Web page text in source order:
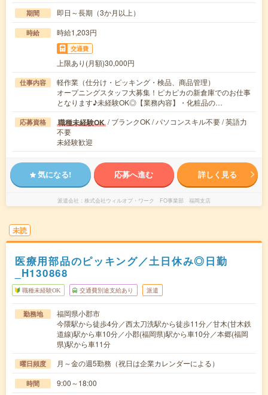
期間 即日～長期（3か月以上）
時給 時給1,203円
交通費
上限あり(月額)30,000円
仕事内容
軽作業（仕分け・ピッキング・検品、商品管理）
オープニングスタッフ大募集！ピカピカの新倉庫でのお仕事
となります♪未経験OK◎【業務内容】・化粧品の…
応募資格 職種未経験OK / ブランクOK / パソコンスキル不要 / 英語力
不要
未経験歓迎
気になる! 応募へ進む 詳しく見る
派遣会社 株式会社ウィルオブ・ワーク FO事業部 福岡支店
未読
医療用部品のピッキング／土日休み◎日勤
_H130868
職種未経験OK 交通費別途支給あり 派遣
勤務地
福岡県小郡市
今隈駅から徒歩4分／西太刀洗駅から徒歩11分／甘木(甘木鉄
道線)駅から車10分／小郡(福岡県)駅から車10分／本郷(福岡
県)駅から車11分
曜日頻度 月～金の週5勤務（祝日は企業カレンダーによる）
時間 9:00～18:00